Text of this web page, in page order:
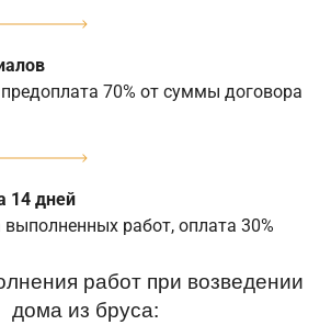
70% от суммы договора
14 дней
выполненных работ, оплата 30%
работ при возведении
дома из бруса: